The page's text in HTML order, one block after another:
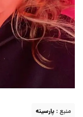
منبع : پارسینه